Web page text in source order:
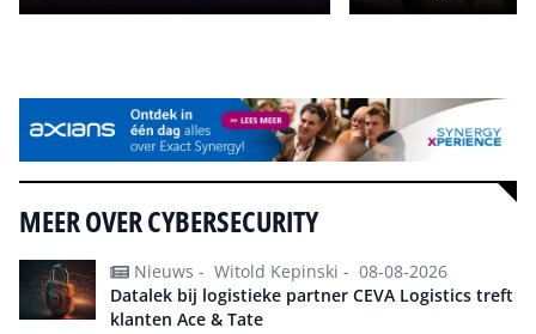
MEER OVER CYBERSECURITY
Nieuws - Witold Kepinski - 08-08-2026
Datalek bij logistieke partner CEVA Logistics treft
klanten Ace & Tate